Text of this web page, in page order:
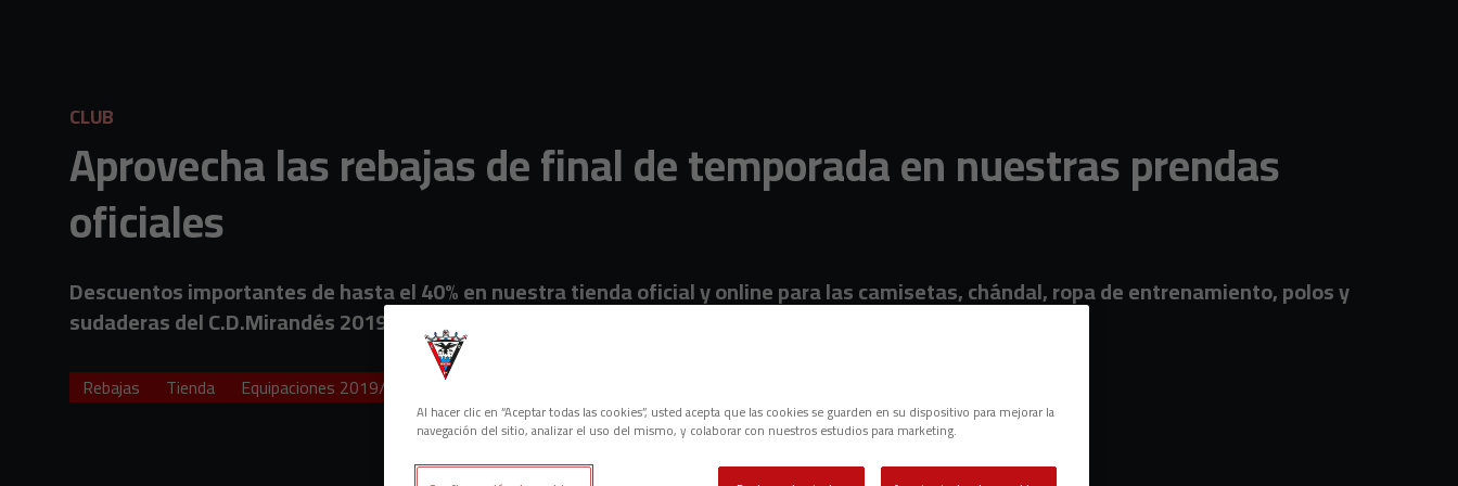
CLUB
Aprovecha las rebajas de final de temporada en nuestras prendas
oficiales
Descuentos importantes de hasta el 40% en nuestra tienda oficial y online para las camisetas, chándal, ropa de entrenamiento, polos y
sudaderas del C.D.Mirandés 2019/2020.
Rebajas Tienda Equipaciones 2019/20
Al hacer clic en “Aceptar todas las cookies”, usted acepta que las cookies se guarden en su dispositivo para mejorar la
navegación del sitio, analizar el uso del mismo, y colaborar con nuestros estudios para marketing.